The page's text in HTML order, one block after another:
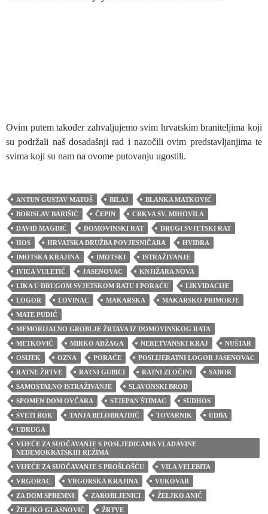
Ovim putem također zahvaljujemo svim hrvatskim braniteljima koji
su podržali naš dosadašnji rad i nazočili ovim predstavljanjima te
svima koji su nam na ovome putovanju ugostili.
ANTUN GUSTAV MATOŠ BILAJ
BLANKA MATKOVIĆ
BORISLAV BARIŠIĆ
ČEPIN
CRKVA SV. MIHOVILA
DAVID MAGDIĆ
DOMOVINSKI RAT
DRUGI SVJETSKI RAT
HOS
HRVATSKA DRUŽBA POVJESNIČARA
HVIDRA
IMOTSKA KRAJINA
IMOTSKI
ISTRAŽIVANJE
IVICA VULETIĆ
JASENOVAC
KNJIŽARA NOVA
LIKA U DRUGOM SVJETSKOM RATU I PORAĆU
LIKVIDACIJE
LOGOR
LOVINAC MAKARSKA
MAKARSKO PRIMORJE
MATE PUDIĆ
MEMORIJALNO GROBLJE ŽRTAVA IZ DOMOVINSKOG RATA
METKOVIĆ
MIRKO ADŽAGA NERETVANSKI KRAJ
NUŠTAR
OSIJEK
OZNA PORAĆE
POSLIJERATNI LOGOR JASENOVAC
RATNE ŽRTVE
RATNI GUBICI RATNI ZLOČINI
SABOR
SAMOSTALNO ISTRAŽIVANJE
SLAVONSKI BROD
SPOMEN DOM OVČARA
STJEPAN ŠTIMAC
SUDHOS
SVETI ROK
TANJA BELOBRAJDIĆ TOVARNIK
UDBA
UDRUGA
VIJEĆE ZA SUOČAVANJE S POSLJEDICAMA VLADAVINE
NEDEMOKRATSKIH REŽIMA
VIJEĆE ZA SUOČAVANJE S PROŠLOŠĆU
VILA VELEBITA
VRGORAC
VRGORSKA KRAJINA
VUKOVAR
ZA DOM SPREMNI
ZAROBLJENICI
ŽELJKO ANIĆ
ŽELJKO GLASNOVIĆ
ŽRTVE